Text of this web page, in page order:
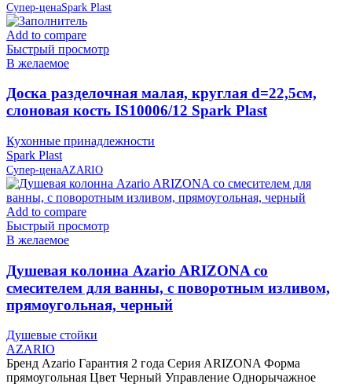
Супер-ценаSpark Plast
Add to compare
Быстрый просмотр
В желаемое
Доска разделочная малая, круглая d=22,5см,
слоновая кость IS10006/12 Spark Plast
Кухонные принадлежности
Spark Plast
Супер-ценаAZARIO
Add to compare
Быстрый просмотр
В желаемое
Душевая колонна Azario ARIZONA со
смесителем для ванны, с поворотным изливом,
прямоугольная, черный
Душевые стойки
AZARIO
Бренд Azario Гарантия 2 года Серия ARIZONA Форма
прямоугольная Цвет Черный Управление Однорычажное